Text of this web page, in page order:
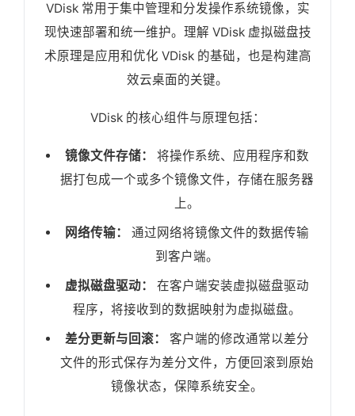
VDisk 常用于集中管理和分发操作系统镜像，实
现快速部署和统一维护。理解 VDisk 虚拟磁盘技
术原理是应用和优化 VDisk 的基础，也是构建高
效云桌面的关键。
VDisk 的核心组件与原理包括：
镜像文件存储：
将操作系统、应用程序和数
据打包成一个或多个镜像文件，存储在服务器
上。
网络传输：
通过网络将镜像文件的数据传输
到客户端。
虚拟磁盘驱动：
在客户端安装虚拟磁盘驱动
程序，将接收到的数据映射为虚拟磁盘。
差分更新与回滚：
客户端的修改通常以差分
文件的形式保存为差分文件，方便回滚到原始
镜像状态，保障系统安全。